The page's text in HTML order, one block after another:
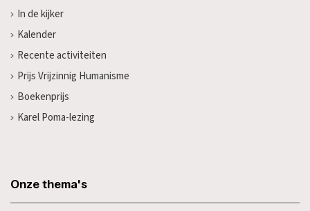
In de kijker
Kalender
Recente activiteiten
Prijs Vrijzinnig Humanisme
Boekenprijs
Karel Poma-lezing
Onze thema's